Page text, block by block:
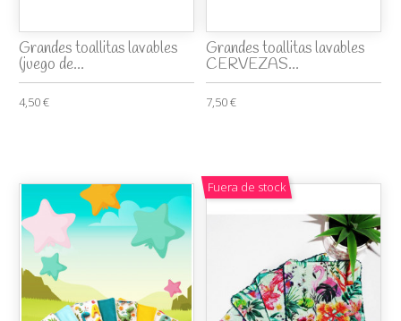
Grandes toallitas lavables
(juego de...
4,50 €
Grandes toallitas lavables
CERVEZAS...
7,50 €
Fuera de stock